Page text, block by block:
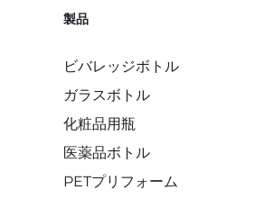
製品
ビバレッジボトル
ガラスボトル
化粧品用瓶
医薬品ボトル
PETプリフォーム